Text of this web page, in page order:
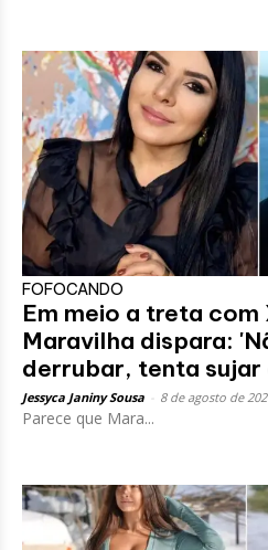
FOFOCANDO
Em meio a treta com
Maravilha dispara:
derrubar, tenta sujar
Jessyca Janiny Sousa 8 de agosto de
Parece que Mara...